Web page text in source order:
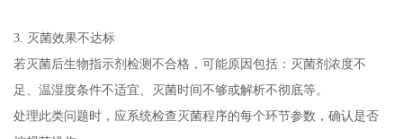
3. 灭菌效果不达标
若灭菌后生物指示剂检测不合格，可能原因包括：灭菌剂浓度不
足、温湿度条件不适宜、灭菌时间不够或解析不彻底等。
处理此类问题时，应系统检查灭菌程序的每个环节参数，确认是否